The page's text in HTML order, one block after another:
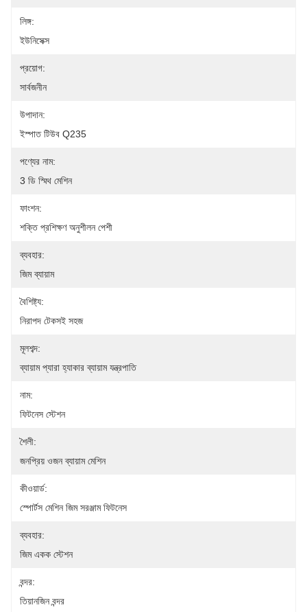
লিঙ্গ:
ইউনিসেক্স
প্রয়োগ:
সার্বজনীন
উপাদান:
ইস্পাত টিউব Q235
পণ্যের নাম:
3 ডি স্মিথ মেশিন
ফাংশন:
শক্তি প্রশিক্ষণ অনুশীলন পেশী
ব্যবহার:
জিম ব্যায়াম
বৈশিষ্ট্য:
নিরাপদ টেকসই সহজ
মূলশব্দ:
ব্যায়াম প্যারা হ্যাকার ব্যায়াম যন্ত্রপাতি
নাম:
ফিটনেস স্টেশন
শৈলী:
জনপ্রিয় ওজন ব্যায়াম মেশিন
কীওয়ার্ড:
স্পোর্টস মেশিন জিম সরঞ্জাম ফিটনেস
ব্যবহার:
জিম একক স্টেশন
বন্দর:
তিয়ানজিন বন্দর